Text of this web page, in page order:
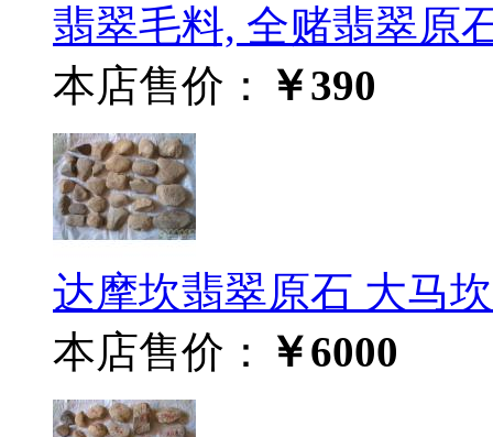
翡翠毛料, 全赌翡翠原
本店售价：
￥390
达摩坎翡翠原石 大马
本店售价：
￥6000